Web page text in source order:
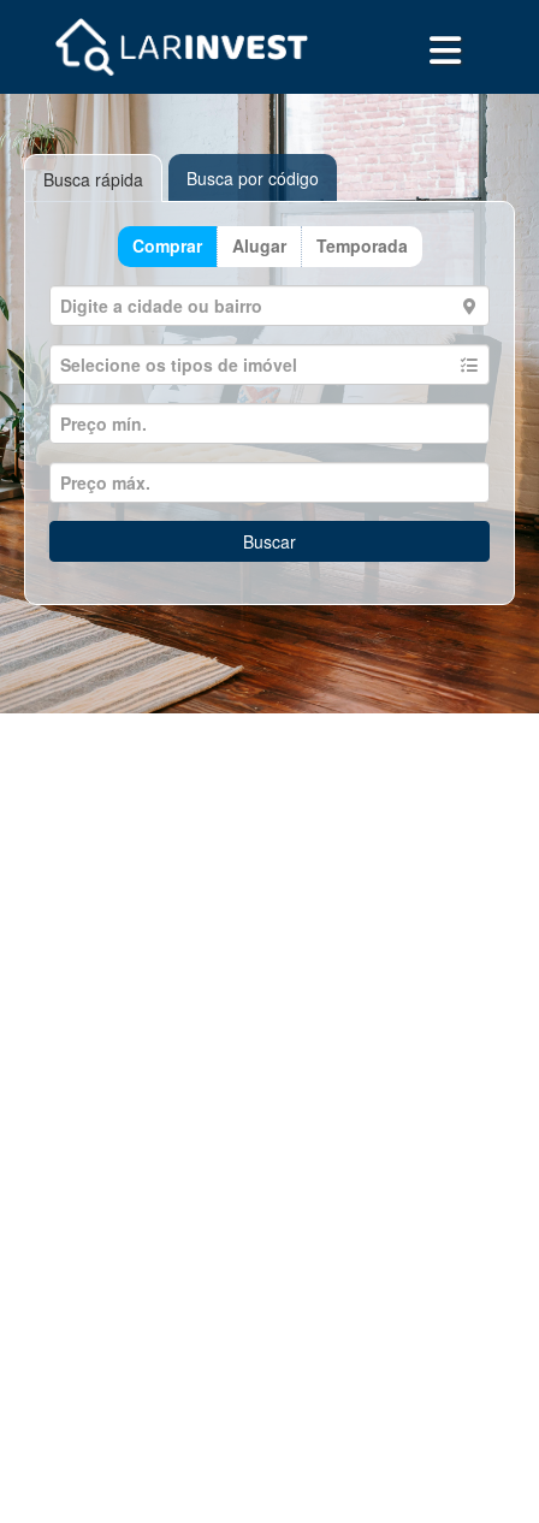
Busca rápida Busca por código
Comprar Alugar Temporada